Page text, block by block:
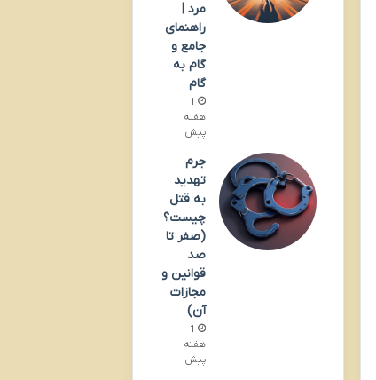
مرد |
راهنمای
جامع و
گام به
گام
1
هفته
پیش
جرم
تهدید
به قتل
چیست؟
(صفر تا
صد
قوانین و
مجازات
آن)
1
هفته
پیش